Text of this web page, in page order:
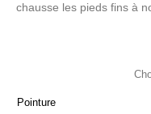
chausse les pieds fins à
Pointure